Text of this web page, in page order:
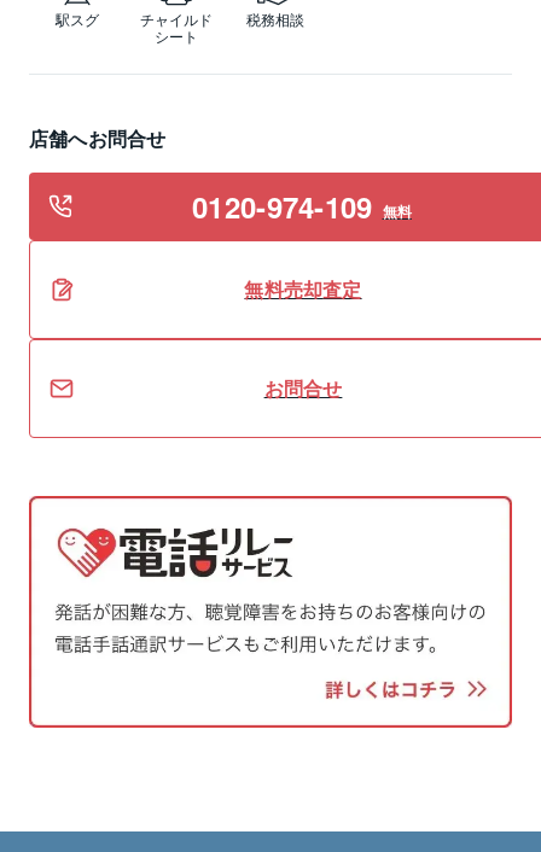
駅スグ
チャイルド
シート
税務相談
店舗へお問合せ
0120-974-109 無料
無料売却査定
お問合せ